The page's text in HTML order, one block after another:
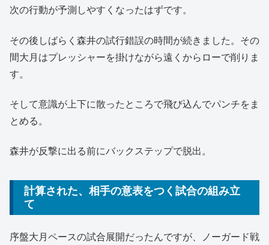
次の行動が予測しやすくなったはずです。
その後しばらく森井の試行錯誤の時間が続きました。その
間大月はプレッシャーを掛けながら遠くからローで削りま
す。
そして意識が上下に散ったところで飛び込んでパンチをま
とめる。
森井が反撃に出る前にバックステップで脱出。
計算された、相手の意表をつく試合の組み立
て
序盤大月ペースの試合展開だったんですが、ノーガード戦